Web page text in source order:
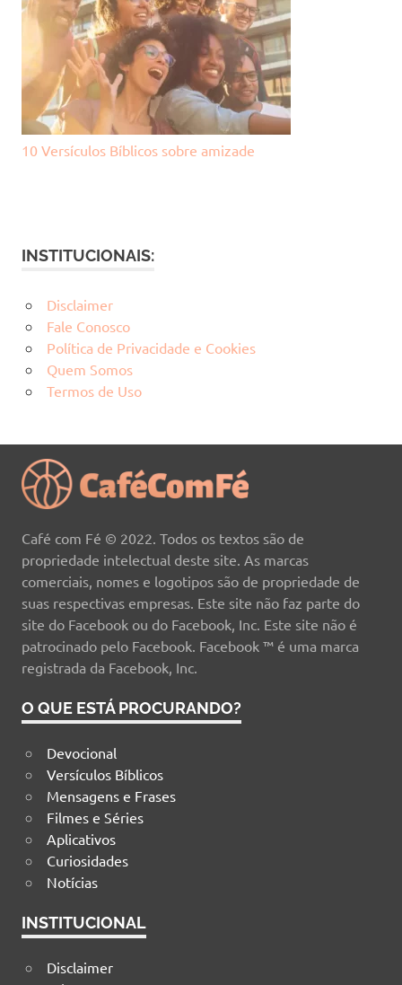
10 Versículos Bíblicos sobre amizade
INSTITUCIONAIS:
Disclaimer
Fale Conosco
Política de Privacidade e Cookies
Quem Somos
Termos de Uso
Café com Fé © 2022. Todos os textos são de
propriedade intelectual deste site. As marcas
comerciais, nomes e logotipos são de propriedade de
suas respectivas empresas. Este site não faz parte do
site do Facebook ou do Facebook, Inc. Este site não é
patrocinado pelo Facebook. Facebook ™ é uma marca
registrada da Facebook, Inc.
O QUE ESTÁ PROCURANDO?
Devocional
Versículos Bíblicos
Mensagens e Frases
Filmes e Séries
Aplicativos
Curiosidades
Notícias
INSTITUCIONAL
Disclaimer